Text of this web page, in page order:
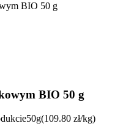
BIO 50 g
BIO 50 g
50g(109.80 zł/kg)